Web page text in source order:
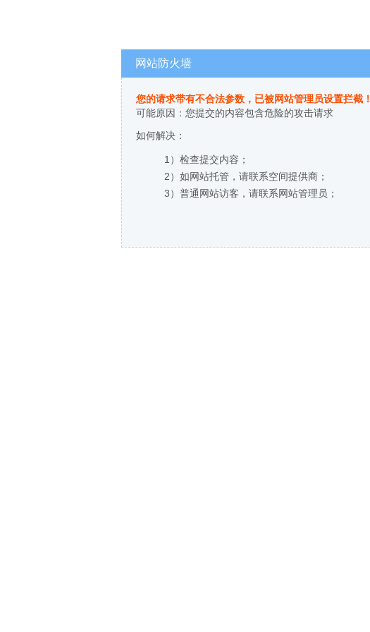
网站防火墙
您的请求带有不合法参数，已被网站管理员设置拦截！
可能原因：您提交的内容包含危险的攻击请求
如何解决：
1）检查提交内容；
2）如网站托管，请联系空间提供商；
3）普通网站访客，请联系网站管理员；